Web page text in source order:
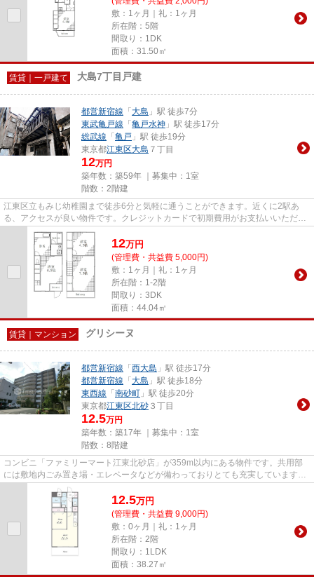
敷：1ヶ月｜礼：1ヶ月
所在階：5階
間取り：1DK
面積：31.50㎡
賃貸｜一戸建て 大島7丁目戸建
都営新宿線 「 大島 」駅 徒歩7分
東武亀戸線 「 亀戸水神 」駅 徒歩17分
総武線 「 亀戸 」駅 徒歩19分
東京都江東区大島 ７丁目
12万円
築年数：築59年 ｜募集中： 1室
階数：2階建
江東区立もみじ幼稚園まで徒歩6分と気軽に通うことができます。近くに2駅あ
る、アクセスが良い物件です。クレジットカードで初期費用がお支払いいただけ
るので、決済の手間が軽減でき...
12万円
(管理費・共益費 5,000円)
敷：1ヶ月｜礼：1ヶ月
所在階：1-2階
間取り：3DK
面積：44.04㎡
賃貸｜マンション グリシーヌ
都営新宿線 「 西大島 」駅 徒歩17分
都営新宿線 「 大島 」駅 徒歩18分
東西線 「 南砂町 」駅 徒歩20分
東京都江東区北砂 ３丁目
12.5万円
築年数：築17年 ｜募集中： 1室
階数：8階建
コンビニ「ファミリーマート江東北砂店」が359m以内にある物件です。共用部
には敷地内ごみ置き場・エレベータなどが備わっておりとても充実しています。
こちらの物件はマンションです...
12.5万円
(管理費・共益費 9,000円)
敷：0ヶ月｜礼：1ヶ月
所在階：2階
間取り：1LDK
面積：38.27㎡